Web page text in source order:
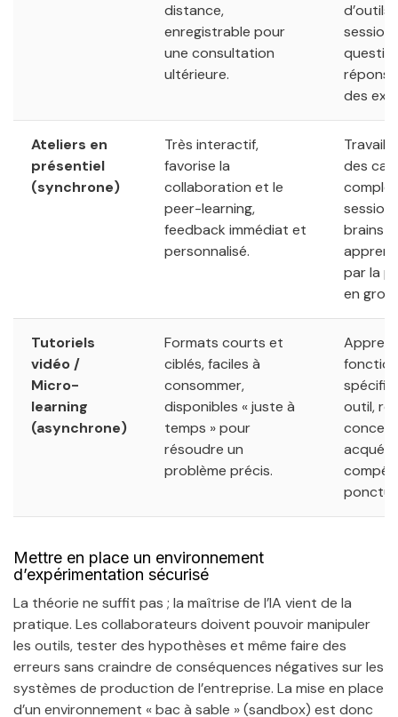
distance,
enregistrable pour
une consultation
ultérieure.
d’outils,
des
Ateliers en
présentiel
(synchrone)
Très interactif,
favorise la
collaboration et le
peer-learning,
feedback immédiat et
personnalisé.
des cas
par la
en
Tutoriels
vidéo /
Micro-
learning
(asynchrone)
Formats courts et
ciblés, faciles à
consommer,
disponibles « juste à
temps » pour
résoudre un
problème précis.
outil,
Mettre en place un environnement
d’expérimentation sécurisé
La théorie ne suffit pas ; la maîtrise de l’IA vient de la
pratique. Les collaborateurs doivent pouvoir manipuler
les outils, tester des hypothèses et même faire des
erreurs sans craindre de conséquences négatives sur les
systèmes de production de l’entreprise. La mise en place
d’un environnement « bac à sable » (sandbox) est donc